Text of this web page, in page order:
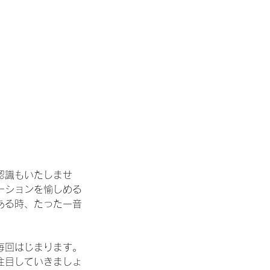
識もいたしませ
ションを愉しめる
る時、たった一音
はじまります。
目していきましょ